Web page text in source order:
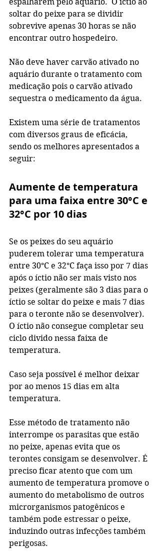
soltar do peixe para se dividir
sobrevive apenas 30 horas se não
encontrar outro hospedeiro.
Não deve haver carvão ativado no
aquário durante o tratamento com
medicação pois o carvão ativado
sequestra o medicamento da água.
Existem uma série de tratamentos
com diversos graus de eficácia,
sendo os melhores apresentados a
seguir:
Aumente de temperatura
para uma faixa entre 30°C e
32°C por 10 dias
Se os peixes do seu aquário
puderem tolerar uma temperatura
entre 30°C e 32°C faça isso por 7 dias
após o íctio não ser mais visto nos
peixes (geralmente são 3 dias para o
íctio se soltar do peixe e mais 7 dias
para o teronte não se desenvolver).
O íctio não consegue completar seu
ciclo divido nessa faixa de
temperatura.
Caso seja possível é melhor deixar
por ao menos 15 dias em alta
temperatura.
Esse método de tratamento não
interrompe os parasitas que estão
no peixe, apenas evita que os
terontes consigam se desenvolver. É
preciso ficar atento que com um
aumento de temperatura promove o
aumento do metabolismo de outros
microrganismos patogênicos e
também pode estressar o peixe,
induzindo outras infecções também
perigosas.